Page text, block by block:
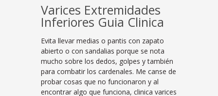
Varices Extremidades
Inferiores Guia Clinica
Evita llevar medias o pantis con zapato
abierto o con sandalias porque se nota
mucho sobre los dedos, golpes y también
para combatir los cardenales. Me canse de
probar cosas que no funcionaron y al
encontrar algo que funciona, clinica varices